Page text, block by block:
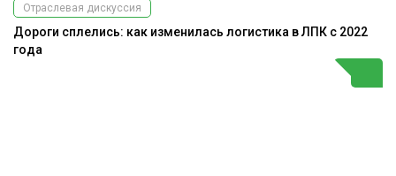
Отраслевая дискуссия
Дороги сплелись: как изменилась логистика в ЛПК с 2022
года